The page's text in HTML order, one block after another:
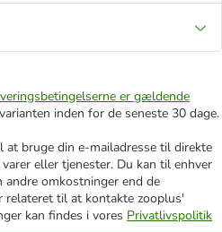
er gældende
inden for de seneste 30 dage.
bruge din e-mailadresse til direkte
eller tjenester. Du kan til enhver
omkostninger end de
relateret til at kontakte zooplus'
kan findes i vores Privatlivspolitik